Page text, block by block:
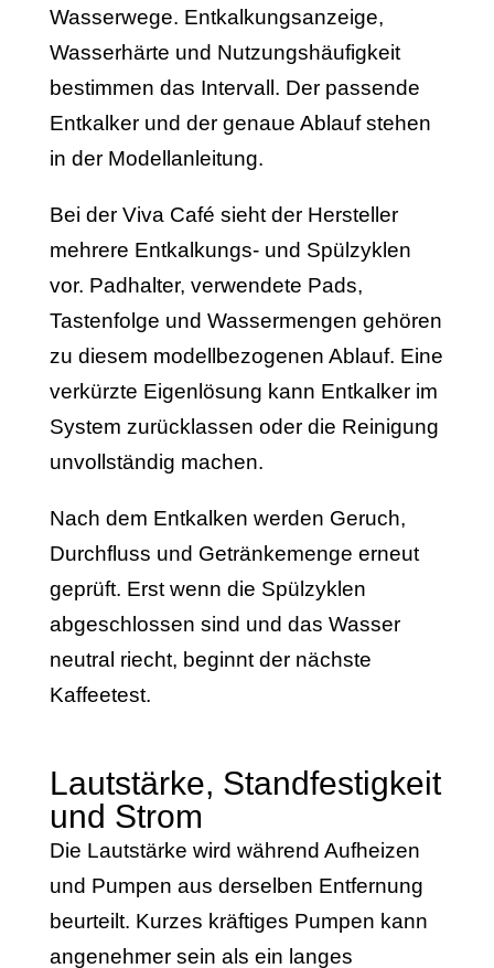
Wasserwege. Entkalkungsanzeige,
Wasserhärte und Nutzungshäufigkeit
bestimmen das Intervall. Der passende
Entkalker und der genaue Ablauf stehen
in der Modellanleitung.
Bei der Viva Café sieht der Hersteller
mehrere Entkalkungs- und Spülzyklen
vor. Padhalter, verwendete Pads,
Tastenfolge und Wassermengen gehören
zu diesem modellbezogenen Ablauf. Eine
verkürzte Eigenlösung kann Entkalker im
System zurücklassen oder die Reinigung
unvollständig machen.
Nach dem Entkalken werden Geruch,
Durchfluss und Getränkemenge erneut
geprüft. Erst wenn die Spülzyklen
abgeschlossen sind und das Wasser
neutral riecht, beginnt der nächste
Kaffeetest.
Lautstärke, Standfestigkeit
und Strom
Die Lautstärke wird während Aufheizen
und Pumpen aus derselben Entfernung
beurteilt. Kurzes kräftiges Pumpen kann
angenehmer sein als ein langes